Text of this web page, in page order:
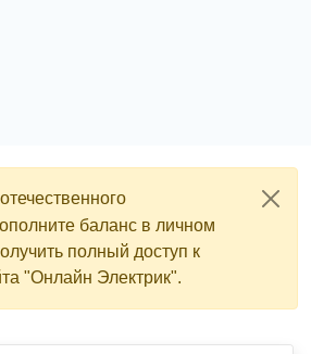
баланс в личном
полный доступ к
"Онлайн Электрик".